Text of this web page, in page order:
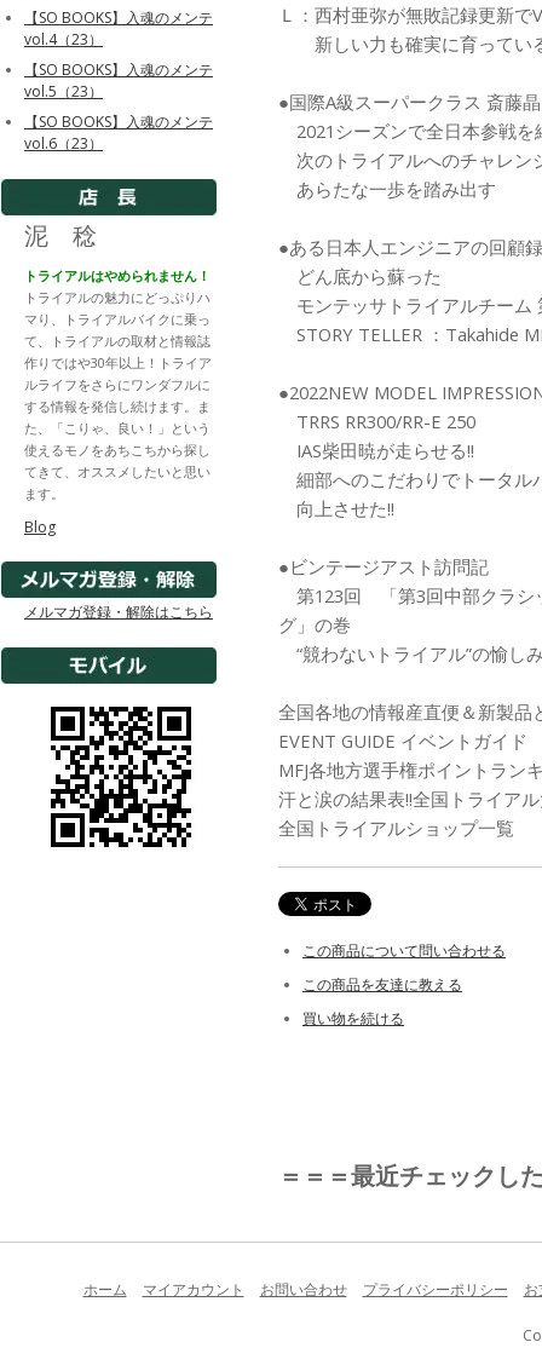
Ｌ：西村亜弥が無敗記録更新で
新しい力も確実に育ってい
●国際A級スーパークラス 斎藤
2021シーズンで全日本参戦を
次のトライアルへのチャレン
あらたな一歩を踏み出す
●ある日本人エンジニアの回顧録
どん底から蘇った
モンテッサトライアルチーム
STORY TELLER ：Takahide
●2022NEW MODEL
TRRS RR300/RR-E 250
IAS柴田暁が走らせる!!
細部へのこだわりでトータル
向上させた!!
●ビンテージアスト訪問記
第123回 「第3回中部クラシ
グ」の巻
“競わないトライアル”の愉し
全国各地の情報産直便＆新製品
EVENT GUIDE イベントガイド
MFJ各地方選手権ポイントラン
汗と涙の結果表!!全国トライア
全国トライアルショップ一覧
この商品について問い合わせる
この商品を友達に教える
買い物を続ける
＝＝＝最近チェックし
【SO BOOKS】入魂のメンテ
vol.4（23）
【SO BOOKS】入魂のメンテ
vol.5（23）
【SO BOOKS】入魂のメンテ
vol.6（23）
泥 稔
トライアルはやめられません！
トライアルの魅力にどっぷりハ
マり、トライアルバイクに乗っ
て、トライアルの取材と情報誌
作りではや30年以上！トライア
ルライフをさらにワンダフルに
する情報を発信し続けます。ま
た、「こりゃ、良い！」という
使えるモノをあちこちから探し
てきて、オススメしたいと思い
ます。
Blog
メルマガ登録・解除はこちら
ホーム マイアカウント お問い合わせ プライバシーポリシー